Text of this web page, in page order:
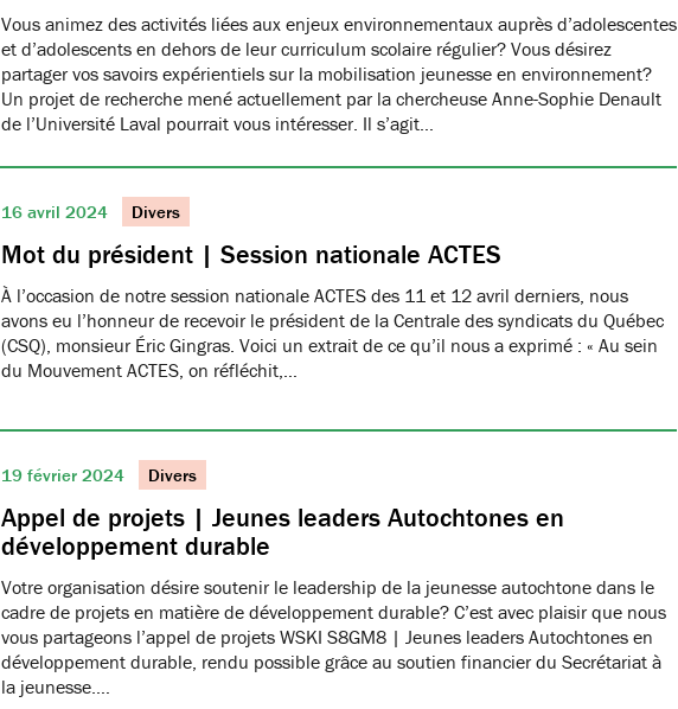
Vous animez des activités liées aux enjeux environnementaux auprès d’adolescentes
et d’adolescents en dehors de leur curriculum scolaire régulier? Vous désirez
partager vos savoirs expérientiels sur la mobilisation jeunesse en environnement?
Un projet de recherche mené actuellement par la chercheuse Anne-Sophie Denault
de l’Université Laval pourrait vous intéresser. Il s’agit…
16 avril 2024 Divers
Mot du président | Session nationale ACTES
À l’occasion de notre session nationale ACTES des 11 et 12 avril derniers, nous
avons eu l’honneur de recevoir le président de la Centrale des syndicats du Québec
(CSQ), monsieur Éric Gingras. Voici un extrait de ce qu’il nous a exprimé : « Au sein
du Mouvement ACTES, on réfléchit,…
19 février 2024 Divers
Appel de projets | Jeunes leaders Autochtones en
développement durable
Votre organisation désire soutenir le leadership de la jeunesse autochtone dans le
cadre de projets en matière de développement durable? C’est avec plaisir que nous
vous partageons l’appel de projets WSKI S8GM8 | Jeunes leaders Autochtones en
développement durable, rendu possible grâce au soutien financier du Secrétariat à
la jeunesse.…